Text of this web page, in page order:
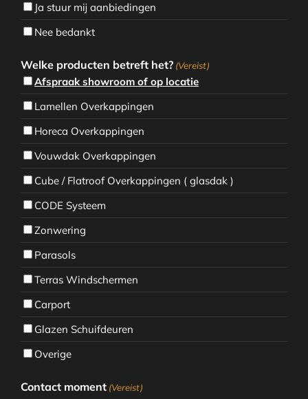
Ja stuur mij aanbiedingen
Nee bedankt
Welke producten betreft het? (Vereist)
Afspraak showroom of op locatie
Lamellen Overkappingen
Horeca Overkappingen
Vouwdak Overkappingen
Cube / Flatroof Overkappingen ( glasdak )
CODE Systeem
Zonwering
Parasols
Terras Windschermen
Carport
Glazen Schuifdeuren
Overige
Contact moment (Vereist)